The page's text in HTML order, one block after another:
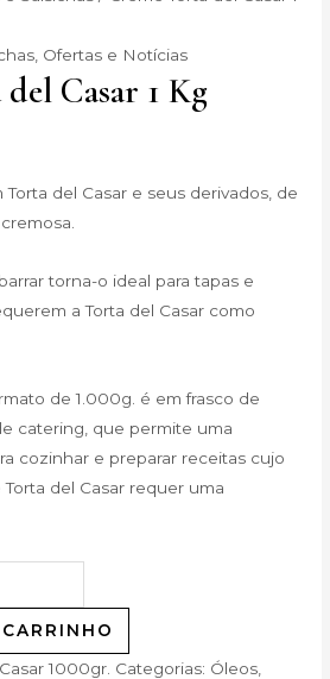
, Ofertas e Notícias
Casar 1 Kg
del Casar e seus derivados, de
torna-o ideal para tapas e
a Torta del Casar como
de 1.000g. é em frasco de
catering, que permite uma
cozinhar e preparar receitas cujo
del Casar requer uma
1000gr. Categorias: Óleos,